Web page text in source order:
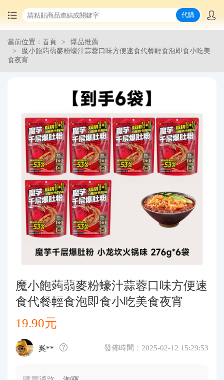
首頁
爆品推薦
查詢運單
最新公告
物流資訊
代購問答
關於我們
代購
當前位置：首頁
爆品推薦
魔小飽蒟蒻麥粉蠔汁蒜蓉口味方便速食代餐輕食泡即食小吃美
食夜宵
魔小飽蒟蒻麥粉蠔汁蒜蓉口味方便速
食代餐輕食泡即食小吃美食夜宵
19.90元
奚** 發佈時間：2025-02-12 15:29:53